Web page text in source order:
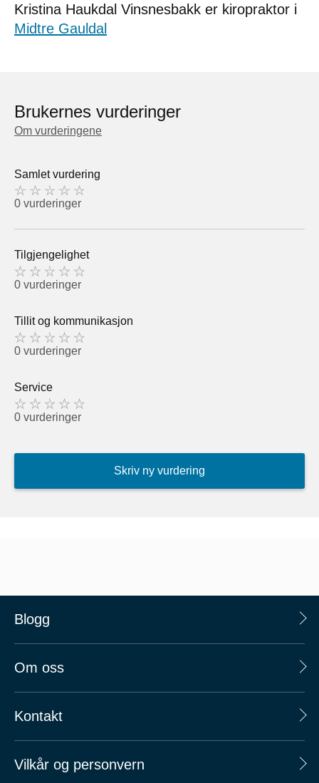
Kristina Haukdal Vinsnesbakk er kiropraktor i
Midtre Gauldal
Brukernes vurderinger
Om vurderingene
Samlet vurdering
0 vurderinger
Tilgjengelighet
0 vurderinger
Tillit og kommunikasjon
0 vurderinger
Service
0 vurderinger
Skriv ny vurdering
Blogg
Om oss
Kontakt
Vilkår og personvern